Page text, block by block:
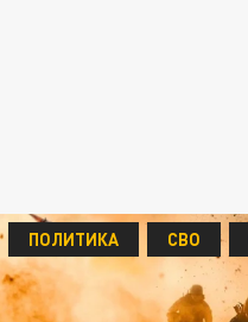
ПОЛИТИКА СВО